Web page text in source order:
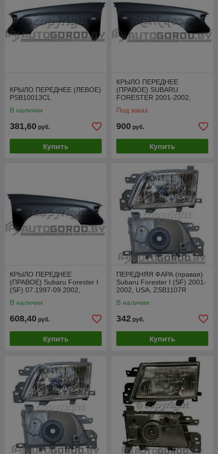
КРЫЛО ПЕРЕДНЕЕ (ЛЕВОЕ)
PSB10013CL
В наличии
381,60 руб.
Купить
КРЫЛО ПЕРЕДНЕЕ
(ПРАВОЕ) SUBARU
FORESTER 2001-2002,
Под заказ
900 руб.
Купить
КРЫЛО ПЕРЕДНЕЕ
(ПРАВОЕ) Subaru Forester I
(SF) 07.1997-09.2002,
В наличии
608,40 руб.
Купить
ПЕРЕДНЯЯ ФАРА (правая)
Subaru Forester I (SF) 2001-
2002, USA, ZSB1107R
В наличии
342 руб.
Купить